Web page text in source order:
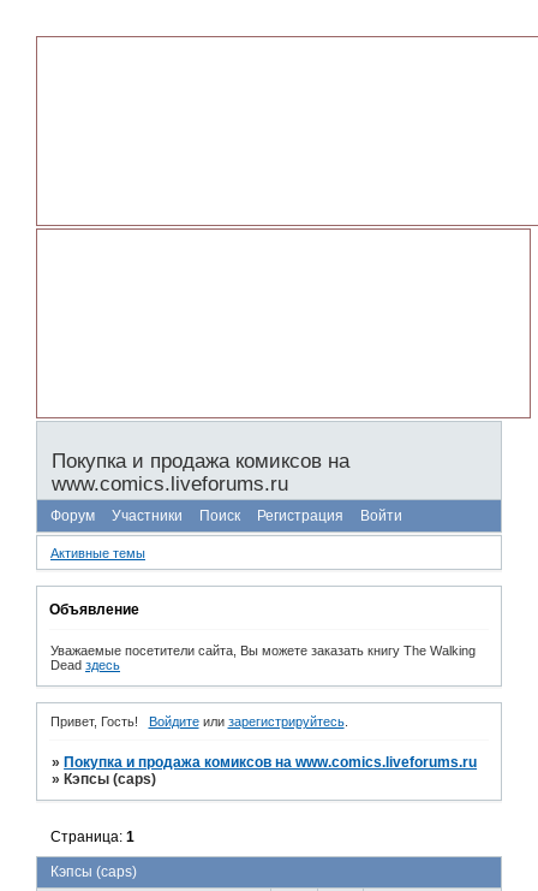
Покупка и продажа комиксов на
www.comics.liveforums.ru
Форум Участники Поиск Регистрация Войти
Активные темы
Объявление
Уважаемые посетители сайта, Вы можете заказать книгу The Walking
Dead здесь
Привет, Гость! Войдитеили зарегистрируйтесь.
» Покупка и продажа комиксов на www.comics.liveforums.ru
» Кэпсы (caps)
Кэпсы (caps)
Страница:1